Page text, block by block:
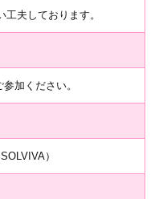
夫しております。
加ください。
）